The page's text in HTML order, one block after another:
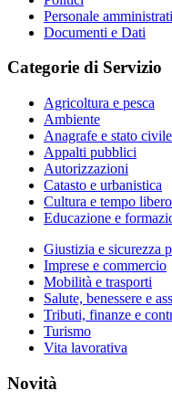
Personale
Documenti e Dati
Categorie di Servizio
Agricoltura e pesca
Ambiente
Anagrafe e stato civile
Appalti pubblici
Autorizzazioni
Catasto e urbanistica
Cultura e tempo libero
Educazione e
Giustizia e sicurezza
Imprese e commercio
Mobilità e trasporti
Salute, benessere e
Tributi, finanze e
Turismo
Vita lavorativa
Novità